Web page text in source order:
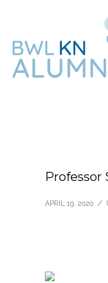
Professor
APRIL 19, 2020 /